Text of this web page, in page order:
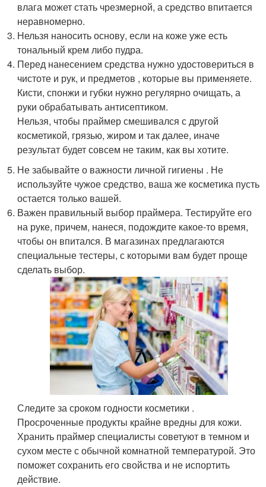
влага может стать чрезмерной, а средство впитается
неравномерно.
Нельзя наносить основу, если на коже уже есть
тональный крем либо пудра.
Перед нанесением средства нужно удостовериться в
чистоте и рук, и предметов , которые вы применяете.
Кисти, спонжи и губки нужно регулярно очищать, а
руки обрабатывать антисептиком.
Нельзя, чтобы праймер смешивался с другой
косметикой, грязью, жиром и так далее, иначе
результат будет совсем не таким, как вы хотите.
Не забывайте о важности личной гигиены . Не
используйте чужое средство, ваша же косметика пусть
остается только вашей.
Важен правильный выбор праймера. Тестируйте его
на руке, причем, нанеся, подождите какое-то время,
чтобы он впитался. В магазинах предлагаются
специальные тестеры, с которыми вам будет проще
сделать выбор.
Следите за сроком годности косметики .
Просроченные продукты крайне вредны для кожи.
Хранить праймер специалисты советуют в темном и
сухом месте с обычной комнатной температурой. Это
поможет сохранить его свойства и не испортить
действие.